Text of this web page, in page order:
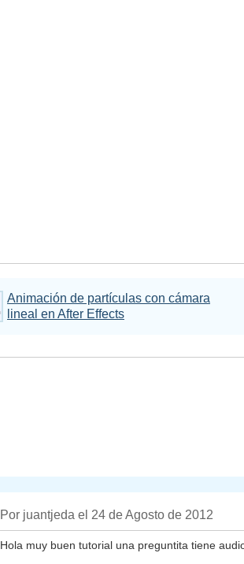
Animación de partículas con cámara
lineal en After Effects
Por juantjeda el 24 de Agosto de 2012
Hola muy buen tutorial una preguntita tiene